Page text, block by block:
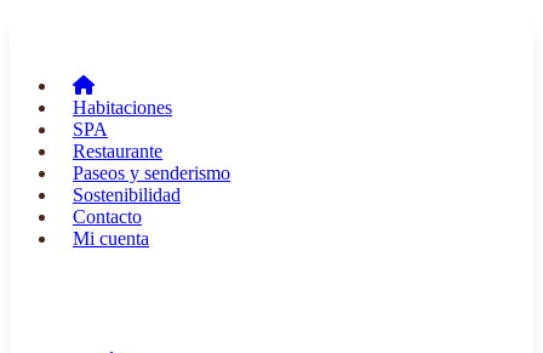
Habitaciones
SPA
Restaurante
Paseos y senderismo
Sostenibilidad
Contacto
Mi cuenta